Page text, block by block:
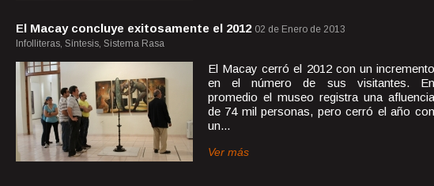
El Macay concluye exitosamente el 2012 02 de Enero de 2013
Infolliteras, Síntesis, Sistema Rasa
El Macay cerró el 2012 con un incremento
en el número de sus visitantes. En
promedio el museo registra una afluencia
de 74 mil personas, pero cerró el año con
un...
Ver más